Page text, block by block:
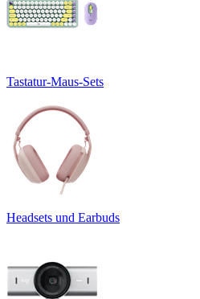
Tastatur-Maus-Sets
Headsets und Earbuds